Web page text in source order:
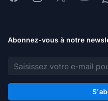
Abonnez-vous à notre
Adresse e-mail